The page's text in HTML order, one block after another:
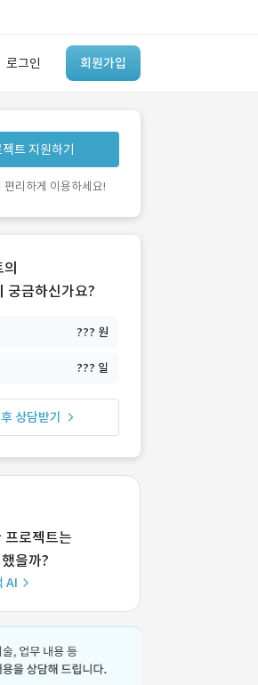
로그인 회원가입
색 AI
만들어본
있어?
트 지원하기
편리하게 이용하세요!
궁금하신가요?
??? 원
??? 일
상담받기
프로젝트는
을까?
AI